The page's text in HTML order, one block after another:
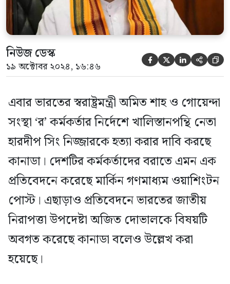
নিউজ ডেস্ক
১৯ অক্টোবর ২০২৪, ১৬:৪৬     
এবার ভারতের স্বরাষ্ট্রমন্ত্রী অমিত শাহ ও গোয়েন্দা
সংস্থা ‘র’ কর্মকর্তার নির্দেশে খালিস্তানপন্থি নেতা
হারদীপ সিং নিজ্জারকে হত্যা করার দাবি করছে
কানাডা। দেশটির কর্মকর্তাদের বরাতে এমন এক
প্রতিবেদনে করেছে মার্কিন গণমাধ্যম ওয়াশিংটন
পোস্ট। এছাড়াও প্রতিবেদনে ভারতের জাতীয়
নিরাপত্তা উপদেষ্টা অজিত দোভালকে বিষয়টি
অবগত করেছে কানাডা বলেও উল্লেখ করা
হয়েছে।